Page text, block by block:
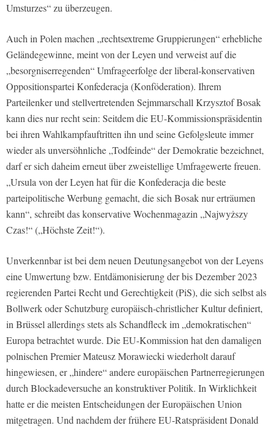
Umsturzes“ zu überzeugen.
Auch in Polen machen „rechtsextreme Gruppierungen“ erhebliche
Geländegewinne, meint von der Leyen und verweist auf die
„besorgniserregenden“ Umfrageerfolge der liberal-konservativen
Oppositionspartei Konfederacja (Konföderation). Ihrem
Parteilenker und stellvertretenden Sejmmarschall Krzysztof Bosak
kann dies nur recht sein: Seitdem die EU-Kommissionspräsidentin
bei ihren Wahlkampfauftritten ihn und seine Gefolgsleute immer
wieder als unversöhnliche „Todfeinde“ der Demokratie bezeichnet,
darf er sich daheim erneut über zweistellige Umfragewerte freuen.
„Ursula von der Leyen hat für die Konfederacja die beste
parteipolitische Werbung gemacht, die sich Bosak nur erträumen
kann“, schreibt das konservative Wochenmagazin „Najwyższy
Czas!“ („Höchste Zeit!“).
Unverkennbar ist bei dem neuen Deutungsangebot von der Leyens
eine Umwertung bzw. Entdämonisierung der bis Dezember 2023
regierenden Partei Recht und Gerechtigkeit (PiS), die sich selbst als
Bollwerk oder Schutzburg europäisch-christlicher Kultur definiert,
in Brüssel allerdings stets als Schandfleck im „demokratischen“
Europa betrachtet wurde. Die EU-Kommission hat den damaligen
polnischen Premier Mateusz Morawiecki wiederholt darauf
hingewiesen, er „hindere“ andere europäischen Partnerregierungen
durch Blockadeversuche an konstruktiver Politik. In Wirklichkeit
hatte er die meisten Entscheidungen der Europäischen Union
mitgetragen. Und nachdem der frühere EU-Ratspräsident Donald